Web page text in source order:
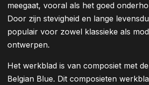
meegaat, vooral als het goed
Door zijn stevigheid en lange
populair voor zowel klassieke als
ontwerpen.
Het werkblad is van composiet met
Belgian Blue. Dit composieten